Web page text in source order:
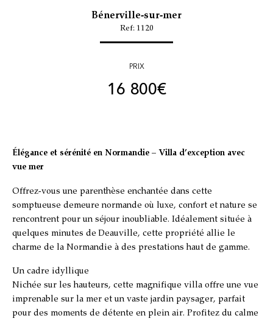
Bénerville-sur-mer
Ref: 1120
PRIX
16 800€
Élégance et sérénité en Normandie – Villa d’exception avec
vue mer
Offrez-vous une parenthèse enchantée dans cette
somptueuse demeure normande où luxe, confort et nature se
rencontrent pour un séjour inoubliable. Idéalement située à
quelques minutes de Deauville, cette propriété allie le
charme de la Normandie à des prestations haut de gamme.
Un cadre idyllique
Nichée sur les hauteurs, cette magnifique villa offre une vue
imprenable sur la mer et un vaste jardin paysager, parfait
pour des moments de détente en plein air. Profitez du calme